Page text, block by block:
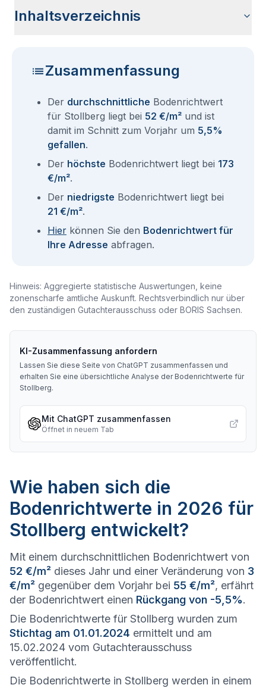
Inhaltsverzeichnis
Zusammenfassung
Der durchschnittliche Bodenrichtwert
für Stollberg liegt bei 52 €/m² und ist
damit im Schnitt zum Vorjahr um 5,5%
gefallen.
Der höchste Bodenrichtwert liegt bei 173
€/m².
Der niedrigste Bodenrichtwert liegt bei
21 €/m².
Hier können Sie den Bodenrichtwert für
Ihre Adresse abfragen.
Hinweis: Aggregierte statistische Auswertungen, keine
zonenscharfe amtliche Auskunft. Rechtsverbindlich nur über
den zuständigen Gutachterausschuss oder BORIS Sachsen.
KI-Zusammenfassung anfordern
Lassen Sie diese Seite von ChatGPT zusammenfassen und
erhalten Sie eine übersichtliche Analyse der Bodenrichtwerte für
Stollberg.
Mit ChatGPT zusammenfassen
Öffnet in neuem Tab
Wie haben sich die
Bodenrichtwerte in 2026 für
Stollberg entwickelt?
Mit einem durchschnittlichen Bodenrichtwert von
52 €/m² dieses Jahr und einer Veränderung von 3
€/m² gegenüber dem Vorjahr bei 55 €/m², erfährt
der Bodenrichtwert einen Rückgang von -5,5%.
Die Bodenrichtwerte für Stollberg wurden zum
Stichtag am 01.01.2024 ermittelt und am
15.02.2024 vom Gutachterausschuss
veröffentlicht.
Die Bodenrichtwerte in Stollberg werden in einem